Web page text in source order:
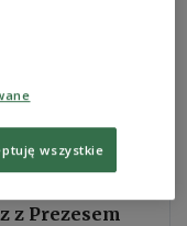
że Polska
się w
dyplomacji
z Prezesem
wszystkie